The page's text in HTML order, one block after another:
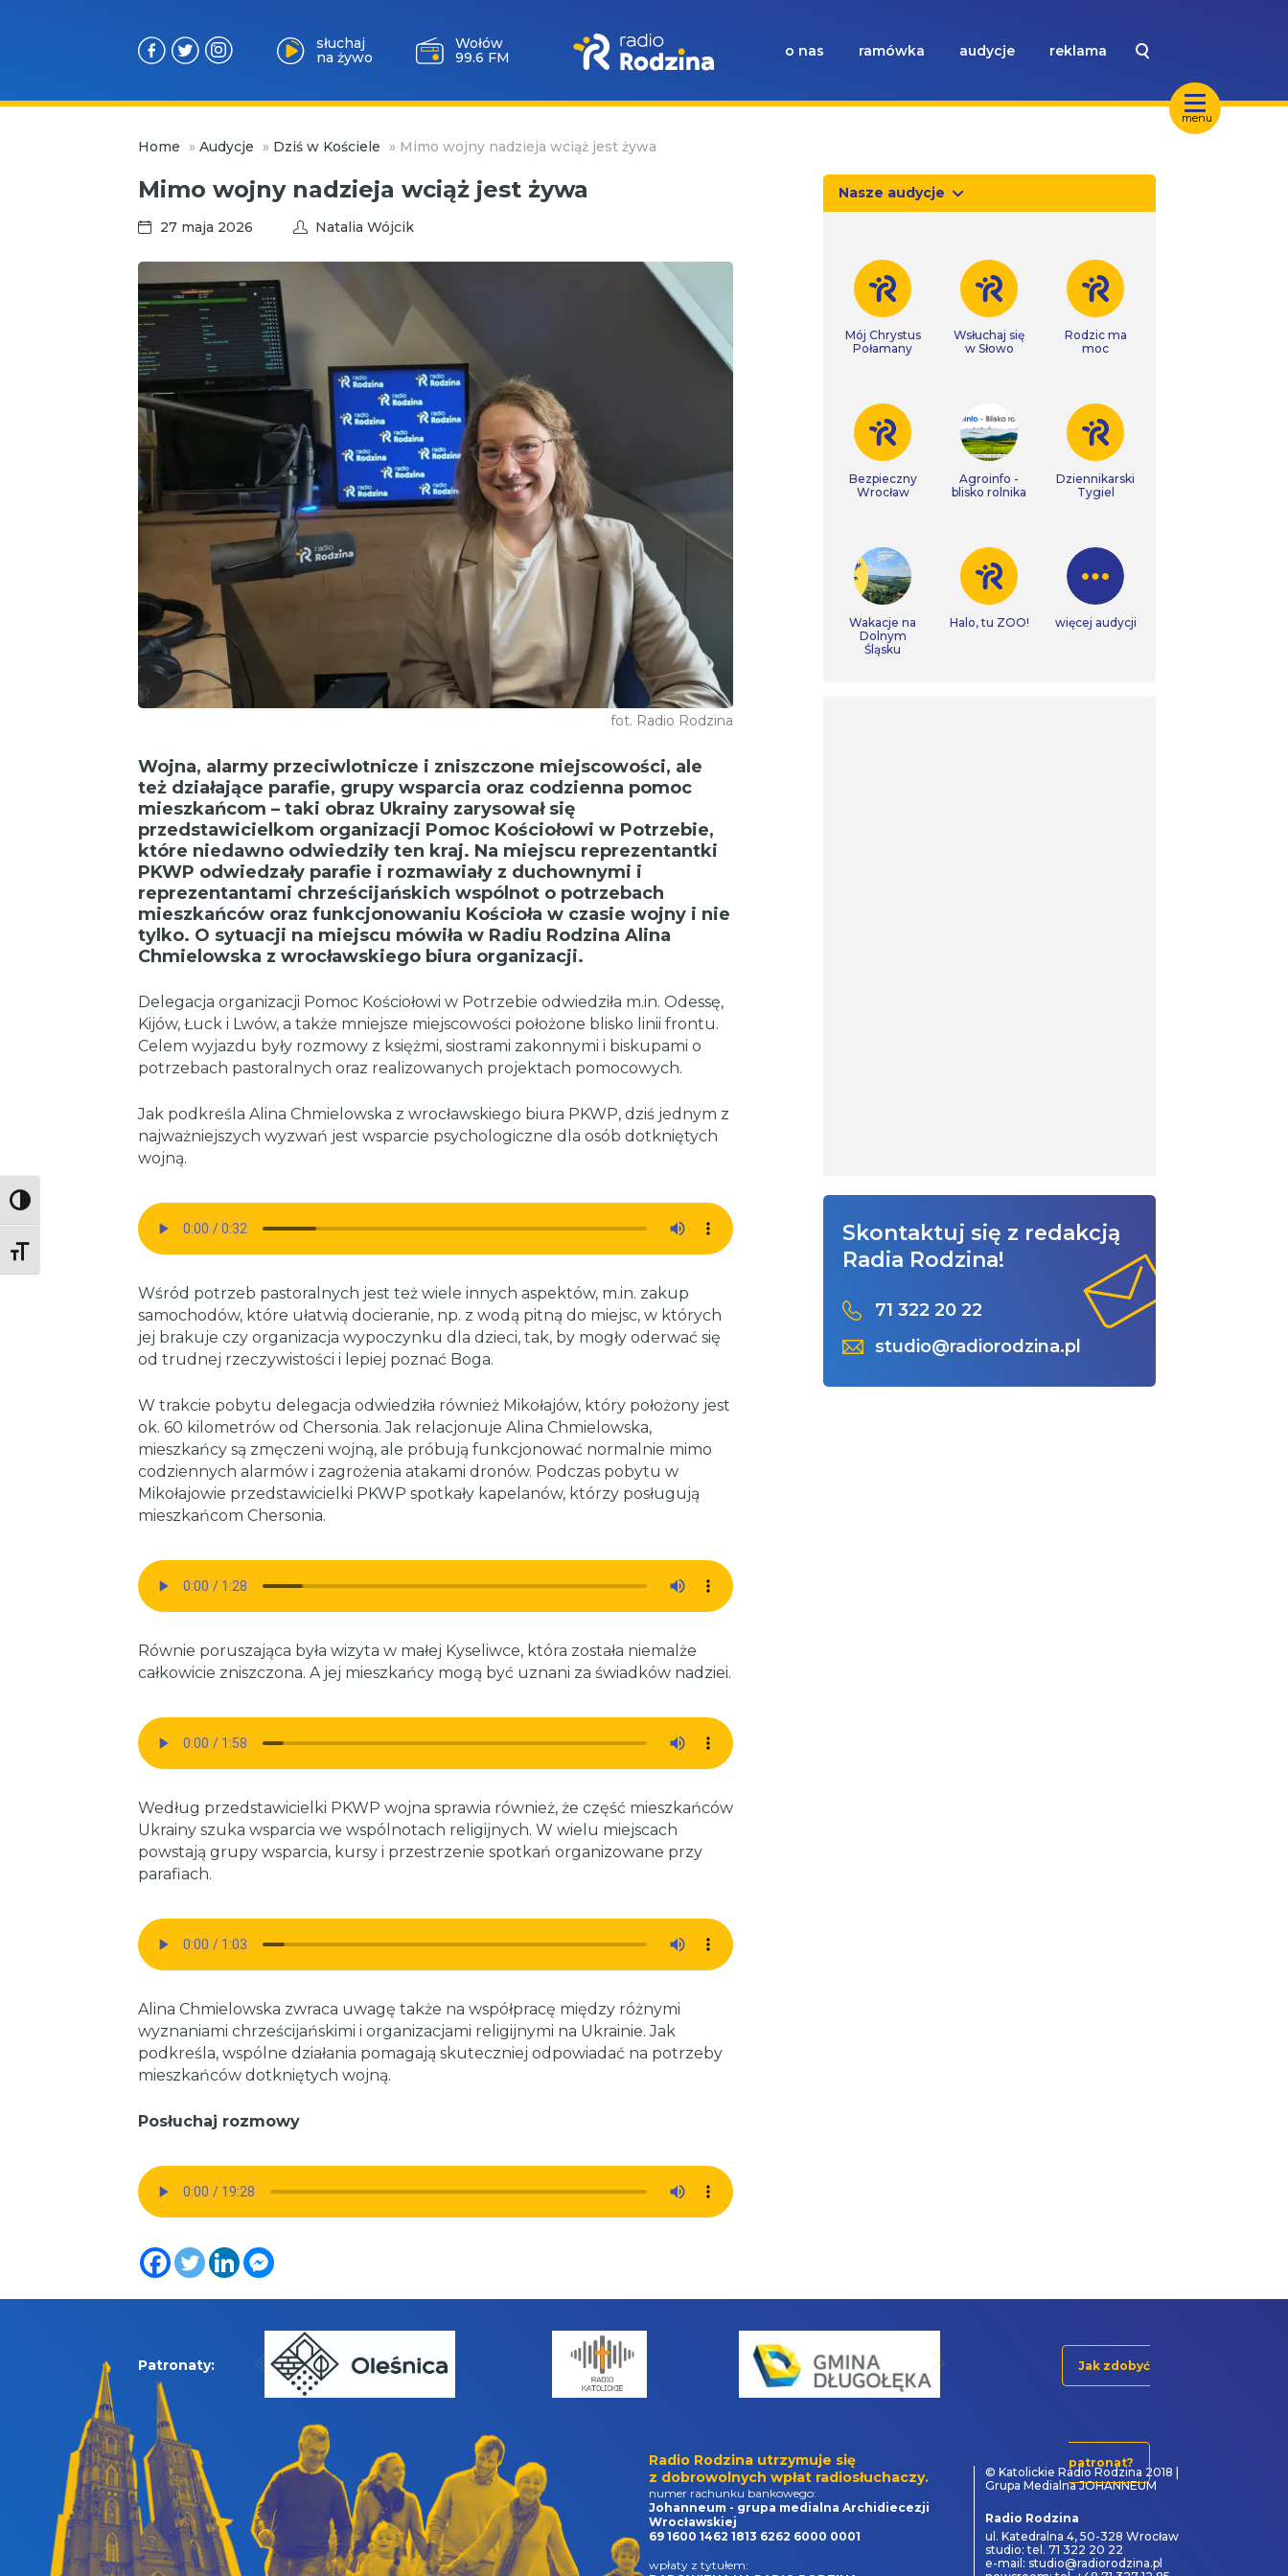
Toggle High Contrast
Toggle Font size
menu
słuchaj
na żywo
Wołów
99.6 FM
o nas ramówka audycje reklama
Home » Audycje » Dziś w Kościele » Mimo wojny nadzieja wciąż jest żywa
Mimo wojny nadzieja wciąż jest żywa
27 maja 2026 Natalia Wójcik
fot. Radio Rodzina
Wojna, alarmy przeciwlotnicze i zniszczone miejscowości, ale
też działające parafie, grupy wsparcia oraz codzienna pomoc
mieszkańcom – taki obraz Ukrainy zarysował się
przedstawicielkom organizacji Pomoc Kościołowi w Potrzebie,
które niedawno odwiedziły ten kraj. Na miejscu reprezentantki
PKWP odwiedzały parafie i rozmawiały z duchownymi i
reprezentantami chrześcijańskich wspólnot o potrzebach
mieszkańców oraz funkcjonowaniu Kościoła w czasie wojny i nie
tylko. O sytuacji na miejscu mówiła w Radiu Rodzina Alina
Chmielowska z wrocławskiego biura organizacji.
Delegacja organizacji Pomoc Kościołowi w Potrzebie odwiedziła m.in. Odessę,
Kijów, Łuck i Lwów, a także mniejsze miejscowości położone blisko linii frontu.
Celem wyjazdu były rozmowy z księżmi, siostrami zakonnymi i biskupami o
potrzebach pastoralnych oraz realizowanych projektach pomocowych.
Jak podkreśla Alina Chmielowska z wrocławskiego biura PKWP, dziś jednym z
najważniejszych wyzwań jest wsparcie psychologiczne dla osób dotkniętych
wojną.
Wśród potrzeb pastoralnych jest też wiele innych aspektów, m.in. zakup
samochodów, które ułatwią docieranie, np. z wodą pitną do miejsc, w których
jej brakuje czy organizacja wypoczynku dla dzieci, tak, by mogły oderwać się
od trudnej rzeczywistości i lepiej poznać Boga.
W trakcie pobytu delegacja odwiedziła również Mikołajów, który położony jest
ok. 60 kilometrów od Chersonia. Jak relacjonuje Alina Chmielowska,
mieszkańcy są zmęczeni wojną, ale próbują funkcjonować normalnie mimo
codziennych alarmów i zagrożenia atakami dronów. Podczas pobytu w
Mikołajowie przedstawicielki PKWP spotkały kapelanów, którzy posługują
mieszkańcom Chersonia.
Równie poruszająca była wizyta w małej Kyseliwce, która została niemalże
całkowicie zniszczona. A jej mieszkańcy mogą być uznani za świadków nadziei.
Według przedstawicielki PKWP wojna sprawia również, że część mieszkańców
Ukrainy szuka wsparcia we wspólnotach religijnych. W wielu miejscach
powstają grupy wsparcia, kursy i przestrzenie spotkań organizowane przy
parafiach.
Alina Chmielowska zwraca uwagę także na współpracę między różnymi
wyznaniami chrześcijańskimi i organizacjami religijnymi na Ukrainie. Jak
podkreśla, wspólne działania pomagają skuteczniej odpowiadać na potrzeby
mieszkańców dotkniętych wojną.
Posłuchaj rozmowy
Nasze audycje
Mój Chrystus
Połamany
Wsłuchaj się
w Słowo
Rodzic ma
moc
Bezpieczny
Wrocław
Agroinfo -
blisko rolnika
Dziennikarski
Tygiel
Wakacje na
Dolnym
Śląsku
Halo, tu ZOO! więcej audycji
Skontaktuj się z redakcją
Radia Rodzina!
71 322 20 22
studio@radiorodzina.pl
Patronaty: Jak zdobyć
patronat?
Radio Rodzina utrzymuje się
z dobrowolnych wpłat radiosłuchaczy.
numer rachunku bankowego:
Johanneum - grupa medialna Archidiecezji
Wrocławskiej
69 1600 1462 1813 6262 6000 0001
wpłaty z tytułem:
© Katolickie Radio Rodzina 2018 |
Grupa Medialna JOHANNEUM
Radio Rodzina
ul. Katedralna 4, 50-328 Wrocław
studio: tel. 71 322 20 22
e-mail: studio@radiorodzina.pl